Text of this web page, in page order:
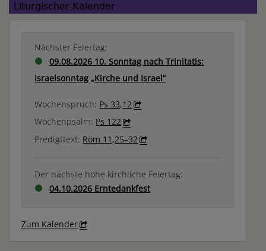
Liturgischer Kalender
Nächster Feiertag:
09.08.2026 10. Sonntag nach Trinitatis:
Israelsonntag „Kirche und Israel“
Wochenspruch: Ps 33,12
Wochenpsalm: Ps 122
Predigttext: Röm 11,25–32
Der nächste hohe kirchliche Feiertag:
04.10.2026 Erntedankfest
Zum Kalender